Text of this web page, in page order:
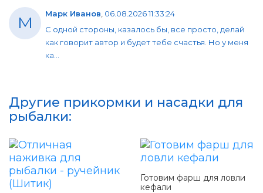
М Марк Иванов 06.08.2026 11:33:24
С одной стороны, казалось бы, все просто, делай
как говорит автор и будет тебе счастья. Но у меня
ка...
Другие прикормки и насадки для
рыбалки:
Готовим фарш для ловли
кефали